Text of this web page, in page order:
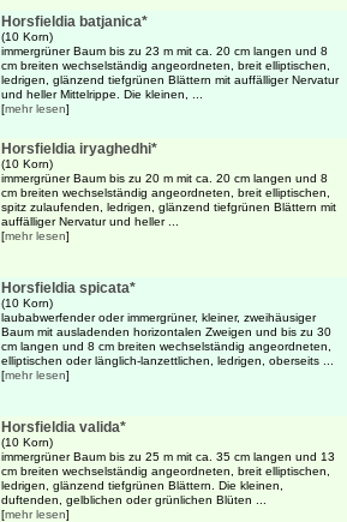
Horsfieldia batjanica*
(10 Korn)
immergrüner Baum bis zu 23 m mit ca. 20 cm langen und 8
cm breiten wechselständig angeordneten, breit elliptischen,
ledrigen, glänzend tiefgrünen Blättern mit auffälliger Nervatur
und heller Mittelrippe. Die kleinen, ...
[mehr lesen]
Horsfieldia iryaghedhi*
(10 Korn)
immergrüner Baum bis zu 20 m mit ca. 20 cm langen und 8
cm breiten wechselständig angeordneten, breit elliptischen,
spitz zulaufenden, ledrigen, glänzend tiefgrünen Blättern mit
auffälliger Nervatur und heller ...
[mehr lesen]
Horsfieldia spicata*
(10 Korn)
laubabwerfender oder immergrüner, kleiner, zweihäusiger
Baum mit ausladenden horizontalen Zweigen und bis zu 30
cm langen und 8 cm breiten wechselständig angeordneten,
elliptischen oder länglich-lanzettlichen, ledrigen, oberseits ...
[mehr lesen]
Horsfieldia valida*
(10 Korn)
immergrüner Baum bis zu 25 m mit ca. 35 cm langen und 13
cm breiten wechselständig angeordneten, breit elliptischen,
ledrigen, glänzend tiefgrünen Blättern. Die kleinen,
duftenden, gelblichen oder grünlichen Blüten ...
[mehr lesen]